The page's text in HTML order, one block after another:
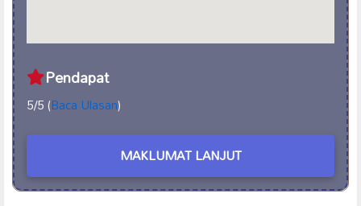
Pendapat
5/5 (Baca Ulasan)
MAKLUMAT LANJUT